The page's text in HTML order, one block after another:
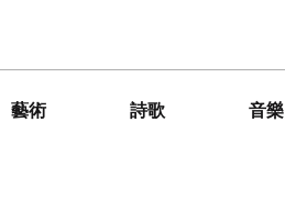
藝術 詩歌 音樂